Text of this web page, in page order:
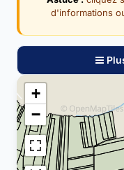
d'informations
+
−